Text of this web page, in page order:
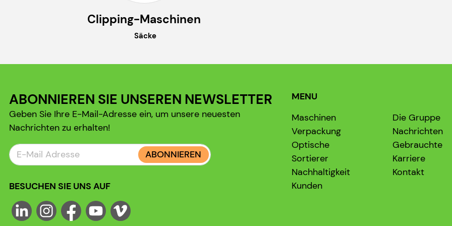
Clipping-Maschinen
Säcke
ABONNIEREN SIE UNSEREN NEWSLETTER
Geben Sie Ihre E-Mail-Adresse ein, um unsere neuesten
Nachrichten zu erhalten!
ABONNIEREN
BESUCHEN SIE UNS AUF
MENU
Maschinen
Verpackung
Optische
Sortierer
Nachhaltigkeit
Kunden
Die Gruppe
Nachrichten
Gebrauchte
Karriere
Kontakt